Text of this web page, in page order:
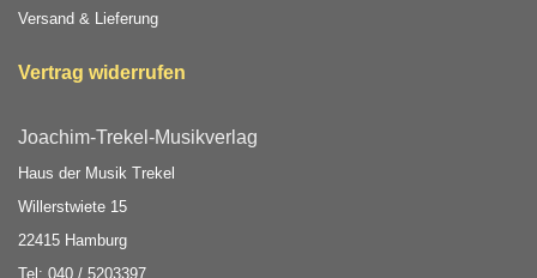
Versand & Lieferung
Vertrag widerrufen
Joachim-Trekel-Musikverlag
Haus der Musik Trekel
Willerstwiete 15
22415 Hamburg
Tel: 040 / 5203397